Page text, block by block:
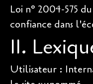
Loi n° 2004-575
confiance dans
11.
Utilisateur :